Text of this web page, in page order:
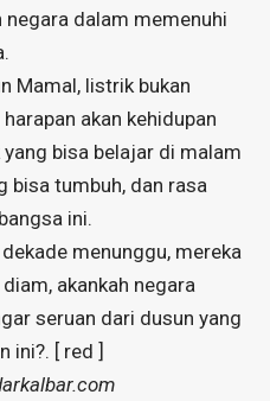
negara dalam memenuhi
Mamal, listrik bukan
akan kehidupan
yang bisa belajar di malam
bisa tumbuh, dan rasa
ini.
menunggu, mereka
akankah negara
seruan dari dusun yang
ini?. [ red ]